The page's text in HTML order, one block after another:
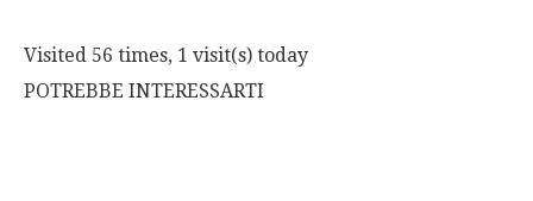
Visited 56 times, 1 visit(s) today
POTREBBE INTERESSARTI